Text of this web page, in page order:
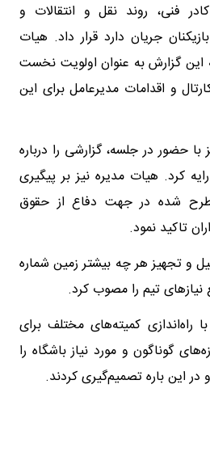
فنی، روند نقل و انتقالات و
جریان دارد قرار داد. هیات
این گزارش به عنوان اولویت نخست
و اقدامات مدیرعامل برای این
حضور در جلسه، گزارشی را درباره
کرد. هیات مدیره نیز بر پیگیری
شده در جهت دفاع از حقوق
تاکید نمود.
و تجهیز هر چه بیشتر زمین شماره
نیازهای تیم را مصوب کرد.
راه‌اندازی کمیته‌های مختلف برای
گوناگون و مورد نیاز باشگاه را
در این باره تصمیم‌گیری کردند.